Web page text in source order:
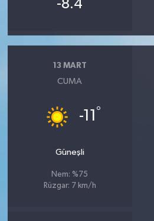
-8.4
13 MART
CUMA
-11 °
Güneşli
Nem: %75
Rüzgar: 7 km/h